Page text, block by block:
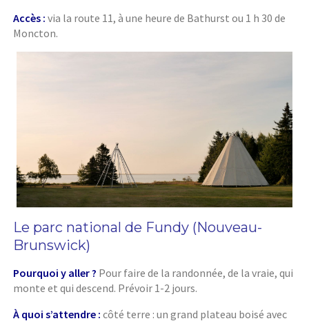
Accès : via la route 11, à une heure de Bathurst ou 1 h 30 de
Moncton.
Le parc national de Fundy (Nouveau-
Brunswick)
Pourquoi y aller ? Pour faire de la randonnée, de la vraie, qui
monte et qui descend. Prévoir 1-2 jours.
À quoi s’attendre : côté terre : un grand plateau boisé avec